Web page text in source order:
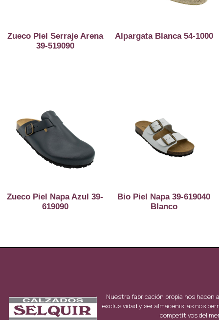
Zueco Piel Serraje Arena
39-519090
Alpargata Blanca 54-1000
Zueco Piel Napa Azul 39-
619090
Bio Piel Napa 39-619040
Blanco
Nuestra fabricación propia nos hacen
exclusividad y ser almacenistas nos
competitivos del